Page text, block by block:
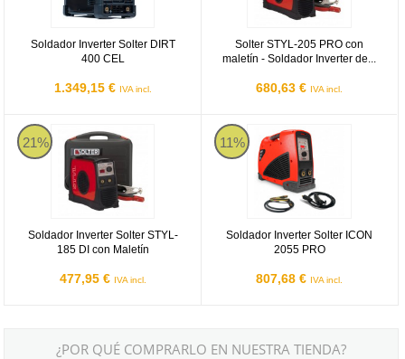
Soldador Inverter Solter DIRT
400 CEL
1.349,15 € IVA incl.
Solter STYL-205 PRO con
maletín - Soldador Inverter de...
680,63 € IVA incl.
21%
Soldador Inverter Solter STYL-
185 DI con Maletín
477,95 € IVA incl.
Soldador Inverter Solter STYL-185 DI con Maletín
11%
Soldador Inverter Solter ICON
2055 PRO
807,68 € IVA incl.
Soldador Inverter Solter ICON
¿POR QUÉ COMPRARLO EN NUESTRA TIENDA?